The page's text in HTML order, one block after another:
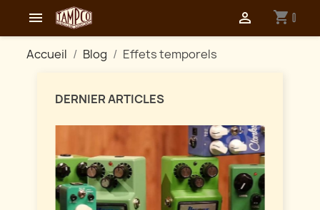
 shopping_cart 0

Accueil Blog Effets temporels
DERNIER ARTICLES